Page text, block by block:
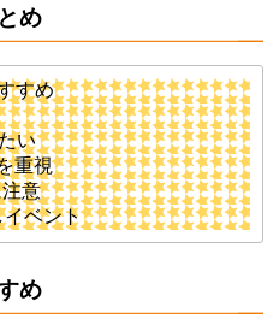
め
すめ
い
重視
意
イベント
め